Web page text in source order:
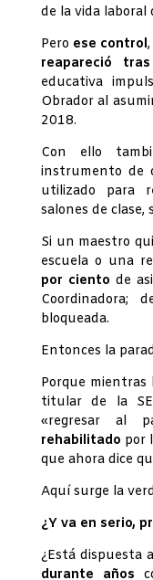
de la vida laboral
Pero ese control
reapareció
educativa
Obrador al
2018.
Con ello
instrumento de
utilizado para
salones de clase,
Si un maestro
escuela o una
por ciento de
Coordinadora;
bloqueada.
Entonces la
Porque
titular de la
«regresar al
rehabilitado por
que ahora dice
Aquí surge la
¿Y va en serio,
¿Está dispuesta
durante años